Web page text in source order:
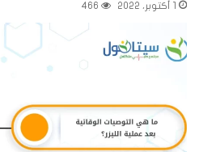
1 أكتوبر، 2022 466